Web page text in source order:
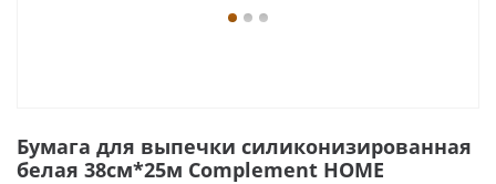
Бумага для выпечки силиконизированная
белая 38см*25м Complement HOME